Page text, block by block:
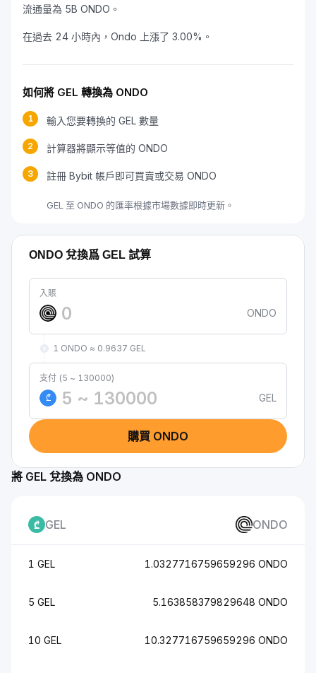
流通量為 5B ONDO。
在過去 24 小時內，Ondo 上漲了 3.00%。
如何將 GEL 轉換為 ONDO
1 輸入您要轉換的 GEL 數量
2 計算器將顯示等值的 ONDO
3 註冊 Bybit 帳戶即可買賣或交易 ONDO
GEL 至 ONDO 的匯率根據市場數據即時更新。
ONDO 兌換爲 GEL 試算
入賬
ONDO
1 ONDO ≈ 0.9637 GEL
支付 (5 ~ 130000)
₾
GEL
購買 ONDO
將 GEL 兌換為 ONDO
GEL ONDO
1 GEL 1.0327716759659296 ONDO
5 GEL 5.163858379829648 ONDO
10 GEL 10.327716759659296 ONDO